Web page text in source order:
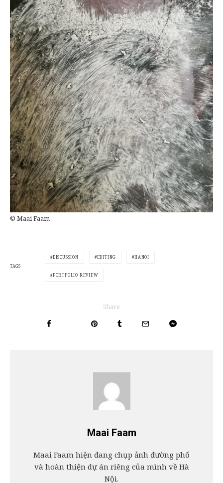
© Maai Faam
TAGS
DISCUSSION EDITING HANOI
PORTFOLIO REVIEW
Share
Maai Faam
Maai Faam hiện đang chụp ảnh đường phố
và hoàn thiện dự án riêng của mình về Hà
Nội.